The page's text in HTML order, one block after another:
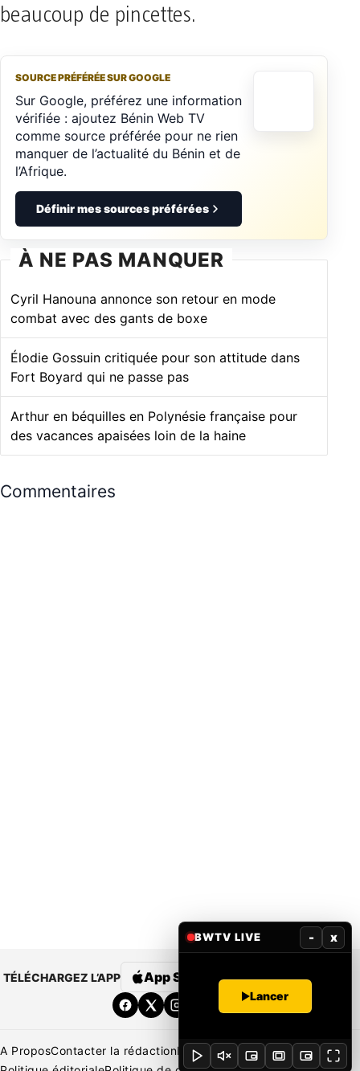
beaucoup de pincettes.
SOURCE PRÉFÉRÉE SUR GOOGLE
Sur Google, préférez une information
vérifiée : ajoutez Bénin Web TV
comme source préférée pour ne rien
manquer de l’actualité du Bénin et de
l’Afrique.
Définir mes sources préférées
À NE PAS MANQUER
Cyril Hanouna annonce son retour en mode
combat avec des gants de boxe
Élodie Gossuin critiquée pour son attitude dans
Fort Boyard qui ne passe pas
Arthur en béquilles en Polynésie française pour
des vacances apaisées loin de la haine
Commentaires
TÉLÉCHARGEZ L’APP App Store Google Play
A ProposContacter la rédactionRédaction
Mentions légales
BWTV LIVE - x
Lancer